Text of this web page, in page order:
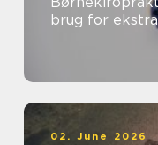
brug for
02. June 2026